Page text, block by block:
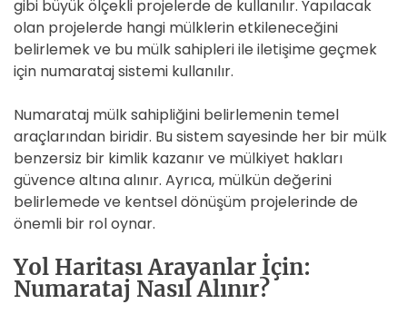
gibi büyük ölçekli projelerde de kullanılır. Yapılacak
olan projelerde hangi mülklerin etkileneceğini
belirlemek ve bu mülk sahipleri ile iletişime geçmek
için numarataj sistemi kullanılır.
Numarataj mülk sahipliğini belirlemenin temel
araçlarından biridir. Bu sistem sayesinde her bir mülk
benzersiz bir kimlik kazanır ve mülkiyet hakları
güvence altına alınır. Ayrıca, mülkün değerini
belirlemede ve kentsel dönüşüm projelerinde de
önemli bir rol oynar.
Yol Haritası Arayanlar İçin:
Numarataj Nasıl Alınır?